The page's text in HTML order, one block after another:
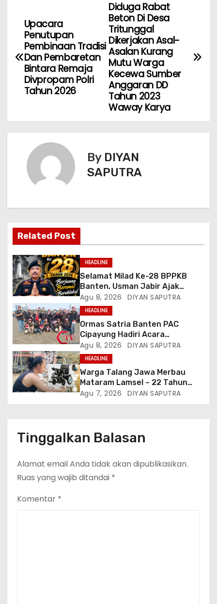
Diduga Rabat
Beton Di Desa
Tritunggal
Dikerjakan Asal-
Asalan Kurang
Mutu Warga
Kecewa Sumber
Anggaran DD
Tahun 2023
Waway Karya
Upacara
Penutupan
Pembinaan Tradisi
Dan Pembaretan
Bintara Remaja
Divpropam Polri
Tahun 2026
By DIYAN
SAPUTRA
Related Post
HEADLINE
Selamat Milad Ke-28 BPPKB
Banten, Usman Jabir Ajak
Perkuat Solidaritas Dan
Kebersamaan
Agu 8, 2026 DIYAN SAPUTRA
HEADLINE
Ormas Satria Banten PAC
Cipayung Hadiri Acara
Menjelang HUT Ke-81
Kemerdekaan RI Di Silang Monas
Agu 8, 2026 DIYAN SAPUTRA
HEADLINE
Warga Talang Jawa Merbau
Mataram Lamsel – 22 Tahun
Lumpuh Vina Agustina Viral Di
Cakrawala Tv Meminta Pemda
Lamsel Bertindak
Agu 7, 2026 DIYAN SAPUTRA
Tinggalkan Balasan
Alamat email Anda tidak akan dipublikasikan.
Ruas yang wajib ditandai *
Komentar *